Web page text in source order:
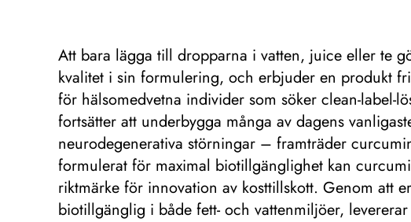
Att bara lägga till dropparna i vatten, juice eller te
kvalitet i sin formulering, och erbjuder en produkt
för hälsomedvetna individer som söker clean-label-
fortsätter att underbygga många av dagens
neurodegenerativa störningar – framträder
formulerat för maximal biotillgänglighet kan
riktmärke för innovation av kosttillskott. Genom att
biotillgänglig i både fett- och vattenmiljöer,